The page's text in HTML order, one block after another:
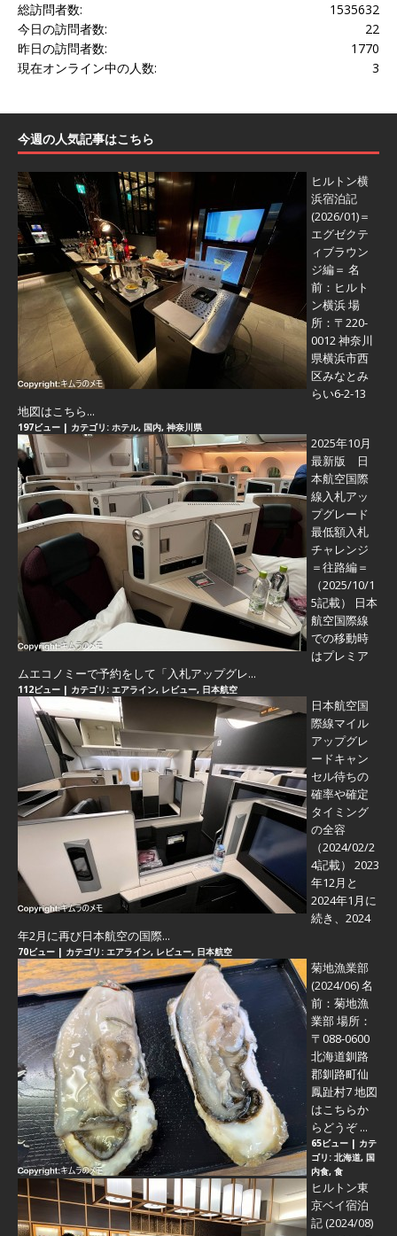
1535632
総訪問者数:
22
今日の訪問者数:
1770
昨日の訪問者数:
3
現在オンライン中の人数:
今週の人気記事はこちら
ヒルトン横
浜宿泊記
(2026/01)＝
エグゼクテ
ィブラウン
ジ編＝ 名
前：ヒルト
ン横浜 場
所：〒220-
0012 神奈川
県横浜市西
区みなとみ
らい6-2-13
地図はこちら...
197ビュー | カテゴリ: ホテル, 国内, 神奈川県
2025年10月
最新版 日
本航空国際
線入札アッ
プグレード
最低額入札
チャレンジ
＝往路編＝
（2025/10/1
5記載） 日本
航空国際線
での移動時
はプレミア
ムエコノミーで予約をして「入札アップグレ...
112ビュー | カテゴリ: エアライン, レビュー, 日本航空
日本航空国
際線マイル
アップグレ
ードキャン
セル待ちの
確率や確定
タイミング
の全容
（2024/02/2
4記載） 2023
年12月と
2024年1月に
続き、2024
年2月に再び日本航空の国際...
70ビュー | カテゴリ: エアライン, レビュー, 日本航空
菊地漁業部
(2024/06)名
前：菊地漁
業部 場所：
〒088-0600
北海道釧路
郡釧路町仙
鳳趾村7 地図
はこちらか
らどうぞ ...
65ビュー | カテ
ゴリ: 北海道, 国
内食, 食
ヒルトン東
京ベイ宿泊
記 (2024/08)